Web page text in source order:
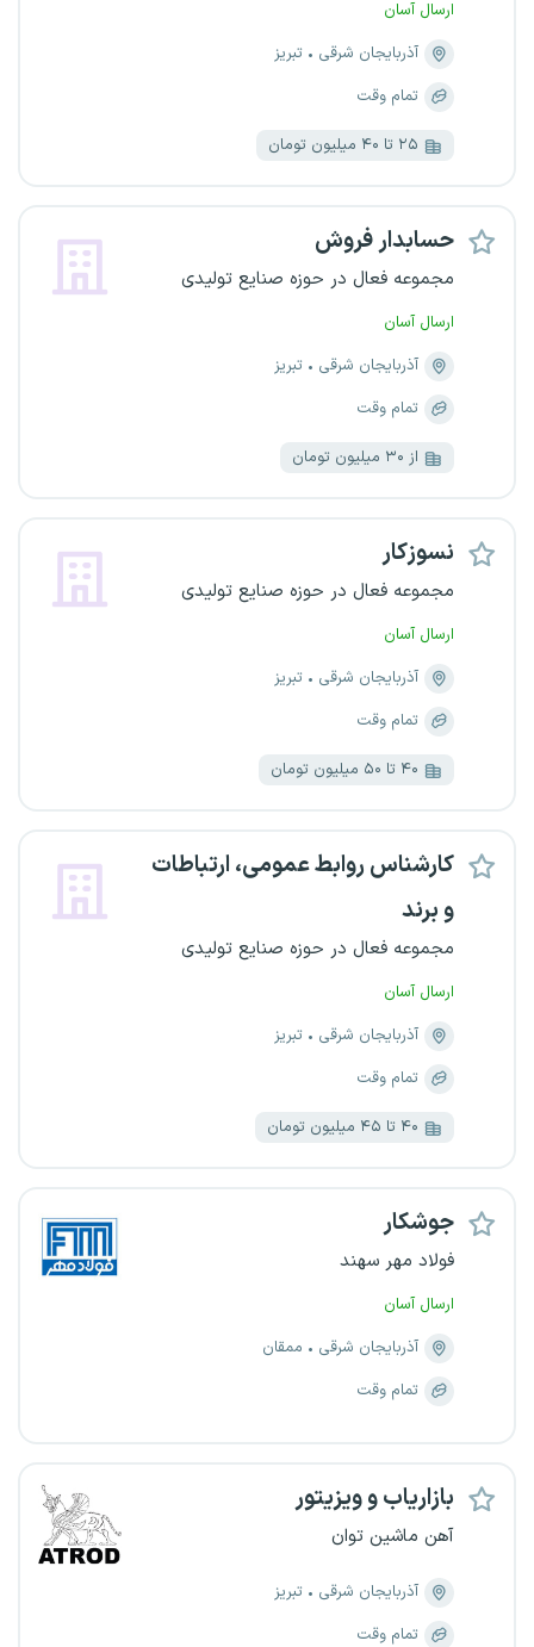
ارسال آسان
آذربایجان شرقی
تبریز
تمام وقت
۲۵ تا ۴۰ میلیون تومان
حسابدار فروش
مجموعه فعال در حوزه صنایع تولیدی
ارسال آسان
آذربایجان شرقی
تبریز
تمام وقت
از ۳۰ میلیون تومان
نسوزکار
مجموعه فعال در حوزه صنایع تولیدی
ارسال آسان
آذربایجان شرقی
تبریز
تمام وقت
۴۰ تا ۵۰ میلیون تومان
کارشناس روابط عمومی، ارتباطات
‌و برند
مجموعه فعال در حوزه صنایع تولیدی
ارسال آسان
آذربایجان شرقی
تبریز
تمام وقت
۴۰ تا ۴۵ میلیون تومان
جوشکار
فولاد مهر سهند
ارسال آسان
آذربایجان شرقی
ممقان
تمام وقت
بازاریاب و ویزیتور
آهن ماشین توان
آذربایجان شرقی
تبریز
تمام وقت